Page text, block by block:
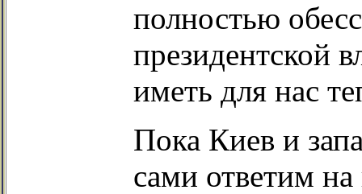
полностью
президентской
иметь для нас
Пока Киев и
сами ответим